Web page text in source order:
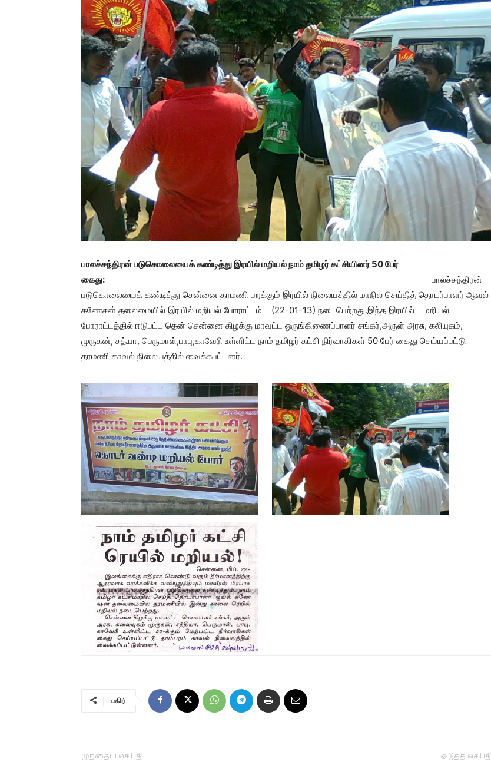
பாலச்சந்திரன் படுகொலையைக் கண்டித்து இரயில் மறியல் நாம் தமிழர் கட்சியினர் 50 பேர்
கைது: பாலச்சந்திரன்
படுகொலையைக் கண்டித்து சென்னை தரமணி பறக்கும் இரயில் நிலையத்தில் மாநில செய்தித் தொடர்பாளர் ஆவல்
கணேசன் தலைமையில் இரயில் மறியல் போராட்டம் (22-01-13) நடைபெற்றது.இந்த இரயில் மறியல்
போராட்டத்தில் ஈடுபட்ட தென் சென்னை கிழக்கு மாவட்ட ஒருங்கிணைப்பாளர் சங்கர்,அருள் அரசு, கலியுகம்,
முருகன், சத்யா, பெருமாள்,பாபு,காவேரி உள்ளிட்ட நாம் தமிழர் கட்சி நிர்வாகிகள் 50 பேர் கைது செய்யப்பட்டு
தரமணி காவல் நிலையத்தில் வைக்கபட்டனர்.
பகிர்
முந்தைய செய்தி அடுத்த செய்தி